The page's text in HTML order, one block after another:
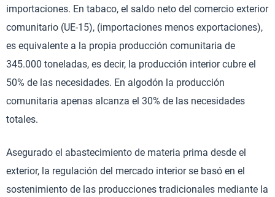
importaciones. En tabaco, el saldo neto del comercio exterior
comunitario (UE-15), (importaciones menos exportaciones),
es equivalente a la propia producción comunitaria de
345.000 toneladas, es decir, la producción interior cubre el
50% de las necesidades. En algodón la producción
comunitaria apenas alcanza el 30% de las necesidades
totales.
Asegurado el abastecimiento de materia prima desde el
exterior, la regulación del mercado interior se basó en el
sostenimiento de las producciones tradicionales mediante la